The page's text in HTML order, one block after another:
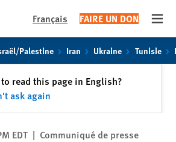
Français FAIRE UN DON
Palestine Iran Ukraine Tunisie
read this page in English?
ask again
EDT | Communiqué de presse